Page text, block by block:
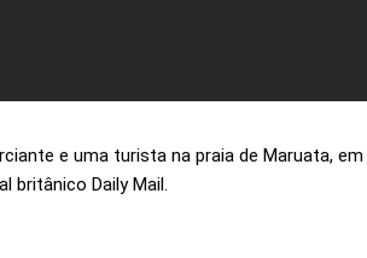
e uma turista na praia de Maruata,
britânico Daily Mail.